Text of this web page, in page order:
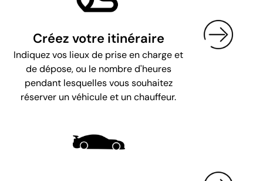
Créez votre itinéraire
Indiquez vos lieux de prise en charge et
de dépose, ou le nombre d'heures
pendant lesquelles vous souhaitez
réserver un véhicule et un chauffeur.